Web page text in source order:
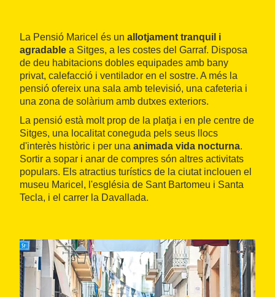
La Pensió Maricel és un allotjament tranquil i
agradable a Sitges, a les costes del Garraf. Disposa
de deu habitacions dobles equipades amb bany
privat, calefacció i ventilador en el sostre. A més la
pensió ofereix una sala amb televisió, una cafeteria i
una zona de solàrium amb dutxes exteriors.
La pensió està molt prop de la platja i en ple centre de
Sitges, una localitat coneguda pels seus llocs
d'interès històric i per una animada vida nocturna.
Sortir a sopar i anar de compres són altres activitats
populars. Els atractius turístics de la ciutat inclouen el
museu Maricel, l'església de Sant Bartomeu i Santa
Tecla, i el carrer la Davallada.